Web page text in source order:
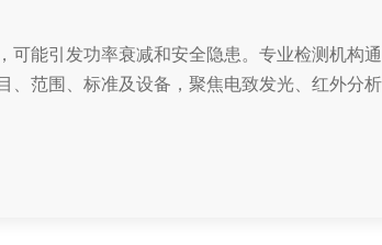
可能引发功率衰减和安全隐患。专业检测机构通
、范围、标准及设备，聚焦电致发光、红外分析